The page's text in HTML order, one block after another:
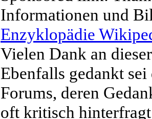
Informationen und
Enzyklopädie
Vielen Dank an
Ebenfalls gedankt
Forums, deren
oft kritisch